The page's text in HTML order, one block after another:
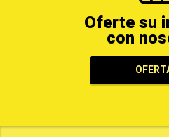
Oferte su
con